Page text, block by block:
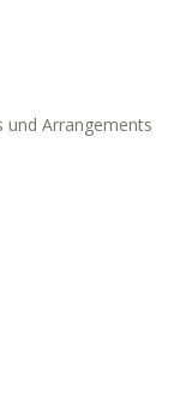
und Arrangements